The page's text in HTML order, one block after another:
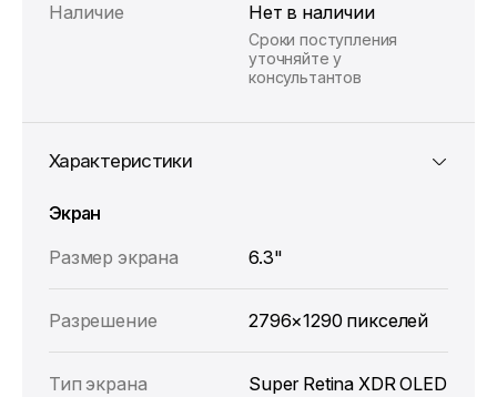
Наличие Нет в наличии
Сроки поступления
уточняйте у
консультантов
Характеристики
Экран
Размер экрана
6.3"
Разрешение 2796×1290 пикселей
Тип экрана Super Retina XDR OLED